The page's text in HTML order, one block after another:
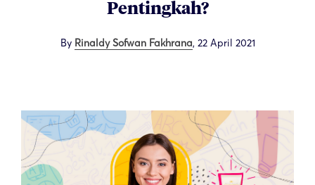
Pentingkah?
By Rinaldy Sofwan Fakhrana, 22 April 2021